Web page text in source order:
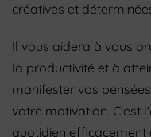
créatives et
Il vous aidera à vous
la productivité et à
manifester vos
votre motivation. C'est
quotidien efficacement